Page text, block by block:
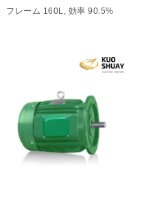
フレーム 160L, 効率 90.5%